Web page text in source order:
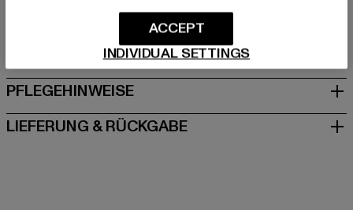
GRÖSSE & PASSFORM
PFLEGEHINWEISE
LIEFERUNG & RÜCKGABE
INDIVIDUAL SETTINGS
ACCEPT